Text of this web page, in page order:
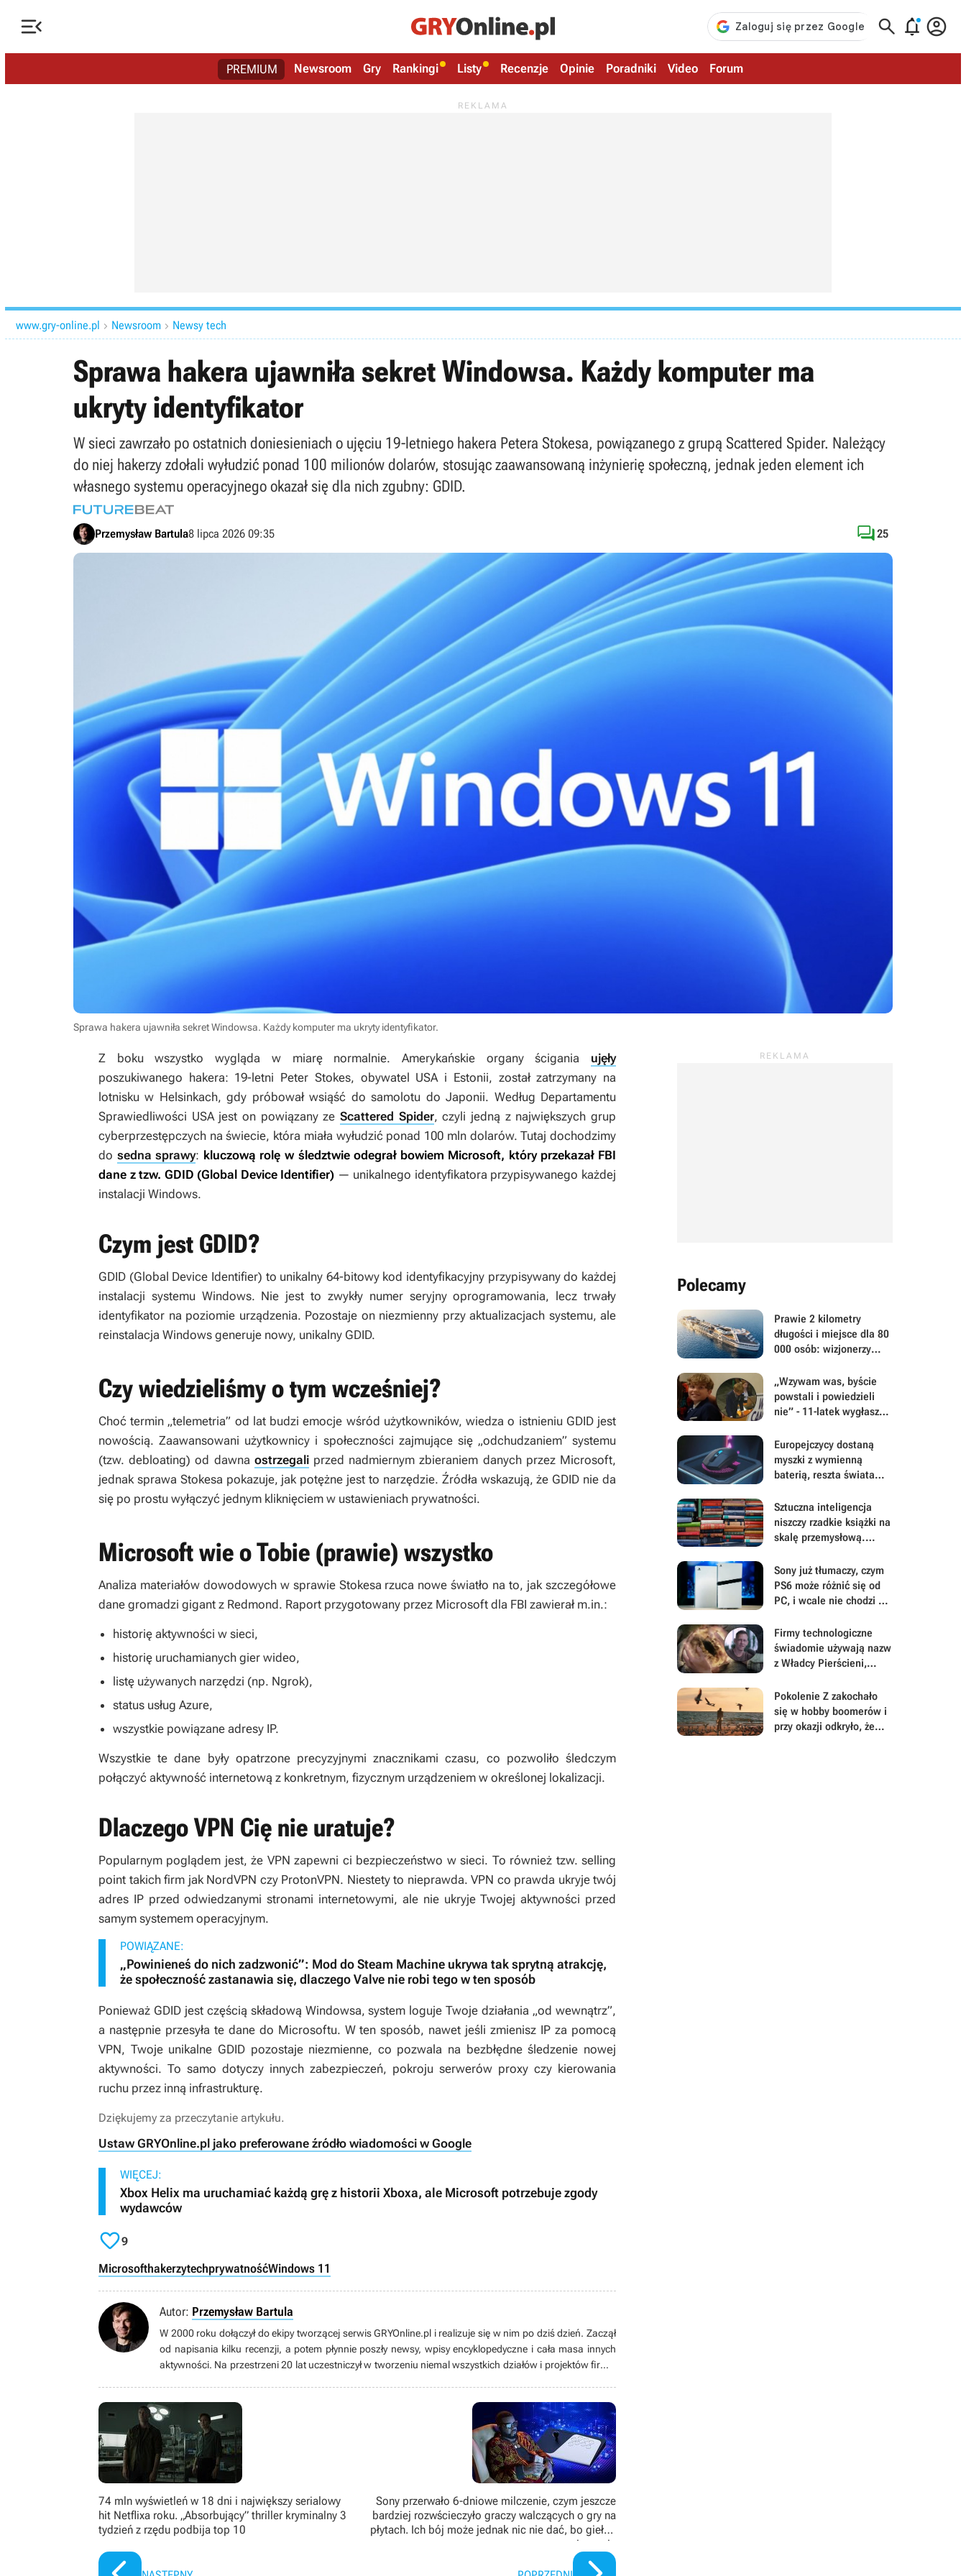
   
PREMIUM Newsroom Gry Rankingi Listy Recenzje Opinie Poradniki Video Forum
www.gry-online.pl  Newsroom  Newsy tech
Sprawa hakera ujawniła sekret Windowsa. Każdy komputer ma
ukryty identyfikator
W sieci zawrzało po ostatnich doniesieniach o ujęciu 19-letniego hakera Petera Stokesa, powiązanego z grupą Scattered Spider. Należący
do niej hakerzy zdołali wyłudzić ponad 100 milionów dolarów, stosując zaawansowaną inżynierię społeczną, jednak jeden element ich
własnego systemu operacyjnego okazał się dla nich zgubny: GDID.
Przemysław Bartula8 lipca 2026 09:35 25
Sprawa hakera ujawniła sekret Windowsa. Każdy komputer ma ukryty identyfikator.
Z boku wszystko wygląda w miarę normalnie. Amerykańskie organy ścigania ujęły
poszukiwanego hakera: 19-letni Peter Stokes, obywatel USA i Estonii, został zatrzymany na
lotnisku w Helsinkach, gdy próbował wsiąść do samolotu do Japonii. Według Departamentu
Sprawiedliwości USA jest on powiązany ze Scattered Spider, czyli jedną z największych grup
cyberprzestępczych na świecie, która miała wyłudzić ponad 100 mln dolarów. Tutaj dochodzimy
do sedna sprawy: kluczową rolę w śledztwie odegrał bowiem Microsoft, który przekazał FBI
dane z tzw. GDID (Global Device Identifier) — unikalnego identyfikatora przypisywanego każdej
instalacji Windows.
Czym jest GDID?
GDID (Global Device Identifier) to unikalny 64-bitowy kod identyfikacyjny przypisywany do każdej
instalacji systemu Windows. Nie jest to zwykły numer seryjny oprogramowania, lecz trwały
identyfikator na poziomie urządzenia. Pozostaje on niezmienny przy aktualizacjach systemu, ale
reinstalacja Windows generuje nowy, unikalny GDID.
Czy wiedzieliśmy o tym wcześniej?
Choć termin „telemetria” od lat budzi emocje wśród użytkowników, wiedza o istnieniu GDID jest
nowością. Zaawansowani użytkownicy i społeczności zajmujące się „odchudzaniem” systemu
(tzw. debloating) od dawna ostrzegaliprzed nadmiernym zbieraniem danych przez Microsoft,
jednak sprawa Stokesa pokazuje, jak potężne jest to narzędzie. Źródła wskazują, że GDID nie da
się po prostu wyłączyć jednym kliknięciem w ustawieniach prywatności.
Microsoft wie o Tobie (prawie) wszystko
Analiza materiałów dowodowych w sprawie Stokesa rzuca nowe światło na to, jak szczegółowe
dane gromadzi gigant z Redmond. Raport przygotowany przez Microsoft dla FBI zawierał m.in.:
historię aktywności w sieci,
historię uruchamianych gier wideo,
listę używanych narzędzi (np. Ngrok),
status usług Azure,
wszystkie powiązane adresy IP.
Wszystkie te dane były opatrzone precyzyjnymi znacznikami czasu, co pozwoliło śledczym
połączyć aktywność internetową z konkretnym, fizycznym urządzeniem w określonej lokalizacji.
Dlaczego VPN Cię nie uratuje?
Popularnym poglądem jest, że VPN zapewni ci bezpieczeństwo w sieci. To również tzw. selling
point takich firm jak NordVPN czy ProtonVPN. Niestety to nieprawda. VPN co prawda ukryje twój
adres IP przed odwiedzanymi stronami internetowymi, ale nie ukryje Twojej aktywności przed
samym systemem operacyjnym.
POWIĄZANE:
„Powinieneś do nich zadzwonić”: Mod do Steam Machine ukrywa tak sprytną atrakcję,
że społeczność zastanawia się, dlaczego Valve nie robi tego w ten sposób
Ponieważ GDID jest częścią składową Windowsa, system loguje Twoje działania „od wewnątrz”,
a następnie przesyła te dane do Microsoftu. W ten sposób, nawet jeśli zmienisz IP za pomocą
VPN, Twoje unikalne GDID pozostaje niezmienne, co pozwala na bezbłędne śledzenie nowej
aktywności. To samo dotyczy innych zabezpieczeń, pokroju serwerów proxy czy kierowania
ruchu przez inną infrastrukturę.
Dziękujemy za przeczytanie artykułu.
Ustaw GRYOnline.pl jako preferowane źródło wiadomości w Google
WIĘCEJ:
Xbox Helix ma uruchamiać każdą grę z historii Xboxa, ale Microsoft potrzebuje zgody
wydawców
9
MicrosofthakerzytechprywatnośćWindows 11
Autor: Przemysław Bartula
W 2000 roku dołączył do ekipy tworzącej serwis GRYOnline.pl i realizuje się w nim po dziś dzień. Zaczął
od napisania kilku recenzji, a potem płynnie poszły newsy, wpisy encyklopedyczne i cała masa innych
aktywności. Na przestrzeni 20 lat uczestniczył w tworzeniu niemal wszystkich działów i projektów firmy;
aniżeli redaktorskie. Posiada dyplom technika elektrotechnika i inżyniera budownictwa wodnego.
74 mln wyświetleń w 18 dni i największy serialowy
hit Netflixa roku. „Absorbujący” thriller kryminalny 3
tydzień z rzędu podbija top 10
Sony przerwało 6-dniowe milczenie, czym jeszcze
bardziej rozwścieczyło graczy walczących o gry na
płytach. Ich bój może jednak nic nie dać, bo giełda
wie swoje
Polecamy
Prawie 2 kilometry
długości i miejsce dla 80
000 osób: wizjonerzy
na świecie prawdziwe
pływające miasto -
jednak wątpliwości co do
uzasadnione
„Wzywam was, byście
powstali i powiedzieli
nie” - 11-latek wygłasza
zapobiec budowie
ogromnego centrum
danych AI od Google
Europejczycy dostaną
myszki z wymienną
baterią, reszta świata
że naprawialność czasem
trzeba wymusić prawem
Sztuczna inteligencja
niszczy rzadkie książki na
skalę przemysłową.
przed „AI slopem”
Sony już tłumaczy, czym
PS6 może różnić się od
PC, i wcale nie chodzi o
Firmy technologiczne
świadomie używają nazw
z Władcy Pierścieni,
są tymi dobrymi
Pokolenie Z zakochało
się w hobby boomerów i
przy okazji odkryło, że